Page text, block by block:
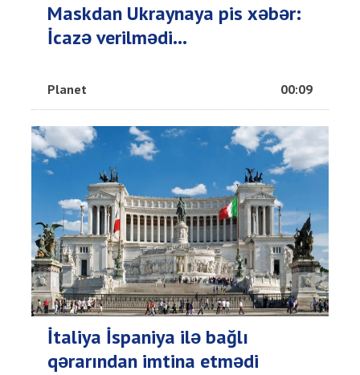
Maskdan Ukraynaya pis xəbər:
İcazə verilmədi...
Planet 00:09
İtaliya İspaniya ilə bağlı
qərarından imtina etmədi